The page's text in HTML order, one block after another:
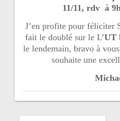
11/11, rdv à
J’en profite pour féliciter
fait le doublé sur le L’UT
le lendemain, bravo à
souhaite une